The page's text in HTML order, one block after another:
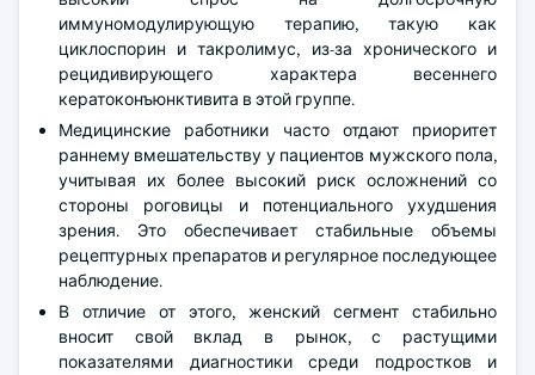
иммуномодулирующую терапию, такую как
циклоспорин и такролимус, из-за хронического и
рецидивирующего характера весеннего
кератоконъюнктивита в этой группе.
Медицинские работники часто отдают приоритет
раннему вмешательству у пациентов мужского пола,
учитывая их более высокий риск осложнений со
стороны роговицы и потенциального ухудшения
зрения. Это обеспечивает стабильные объемы
рецептурных препаратов и регулярное последующее
наблюдение.
В отличие от этого, женский сегмент стабильно
вносит свой вклад в рынок, с растущими
показателями диагностики среди подростков и